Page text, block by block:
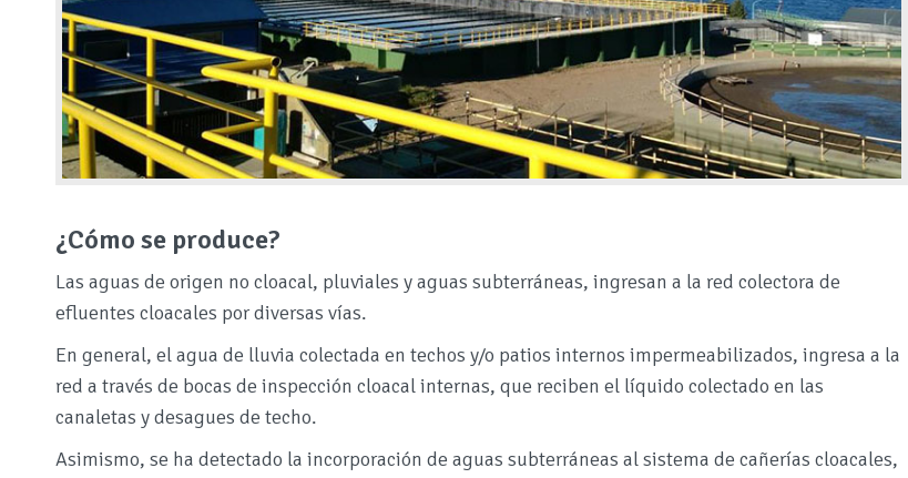
¿Cómo se produce?
Las aguas de origen no cloacal, pluviales y aguas subterráneas, ingresan a la red colectora de
efluentes cloacales por diversas vías.
En general, el agua de lluvia colectada en techos y/o patios internos impermeabilizados, ingresa a la
red a través de bocas de inspección cloacal internas, que reciben el líquido colectado en las
canaletas y desagues de techo.
Asimismo, se ha detectado la incorporación de aguas subterráneas al sistema de cañerías cloacales,